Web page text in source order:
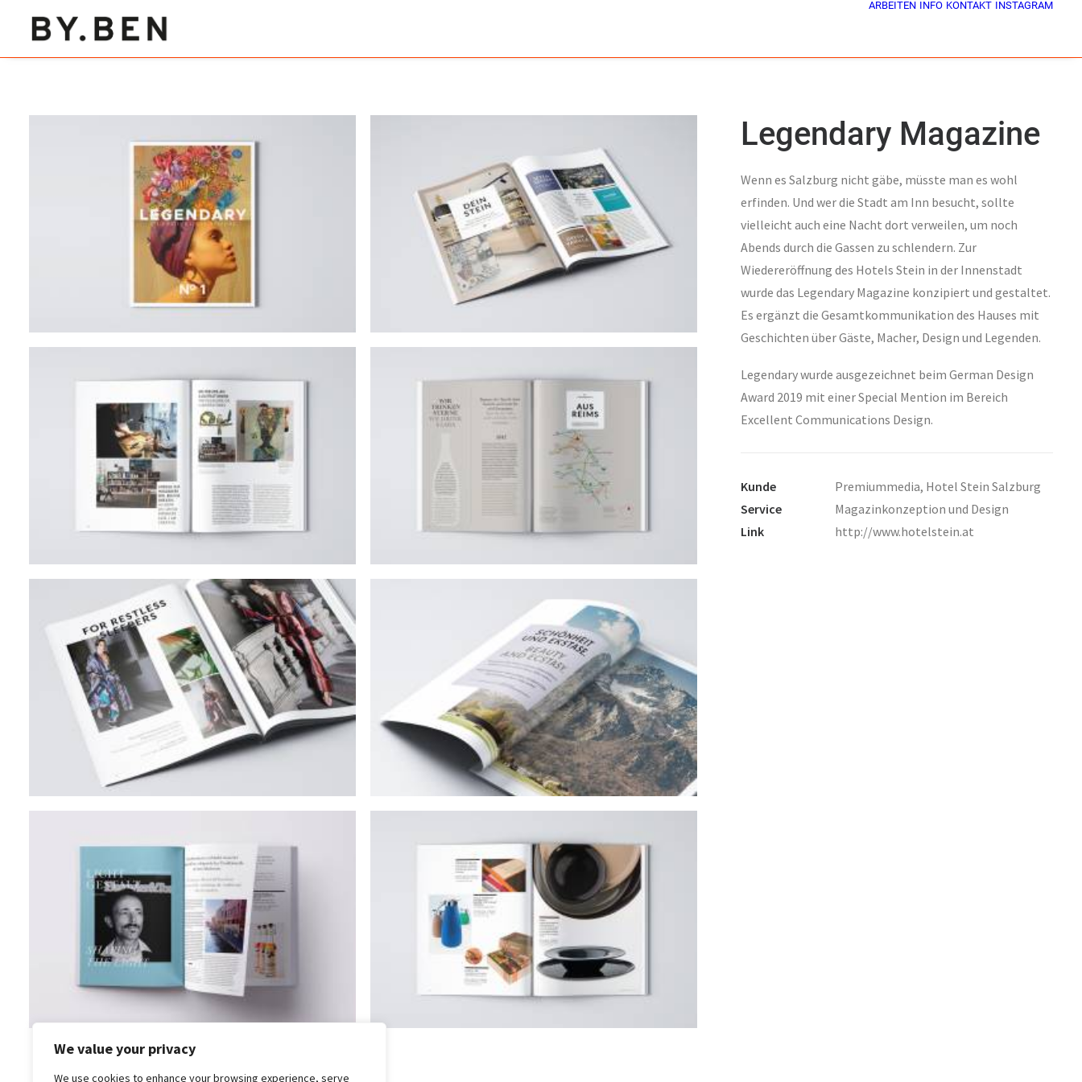
We value your privacy
We use cookies to enhance your browsing experience, serve
ARBEITEN INFO KONTAKT INSTAGRAM
Legendary Magazine
Wenn es Salzburg nicht gäbe, müsste man es wohl
erfinden. Und wer die Stadt am Inn besucht, sollte
vielleicht auch eine Nacht dort verweilen, um noch
Abends durch die Gassen zu schlendern. Zur
Wiedereröffnung des Hotels Stein in der Innenstadt
wurde das Legendary Magazine konzipiert und gestaltet.
Es ergänzt die Gesamtkommunikation des Hauses mit
Geschichten über Gäste, Macher, Design und Legenden.
Legendary wurde ausgezeichnet beim German Design
Award 2019 mit einer Special Mention im Bereich
Excellent Communications Design.
Kunde
Premiummedia, Hotel Stein Salzburg
Service
Magazinkonzeption und Design
Link
http://www.hotelstein.at